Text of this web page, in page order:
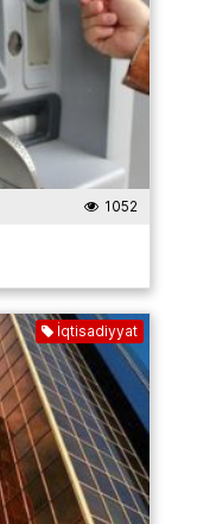
1052
İqtisadiyyat